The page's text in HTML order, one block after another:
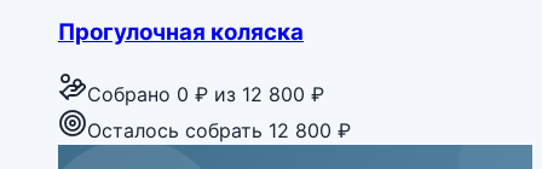
Прогулочная коляска
Собрано 0 ₽ из 12 800 ₽
Осталось собрать 12 800 ₽